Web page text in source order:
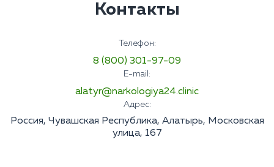
Контакты
Телефон:
8 (800) 301-97-09
E-mail:
alatyr@narkologiya24.clinic
Адрес:
Россия, Чувашская Республика, Алатырь, Московская
улица, 167